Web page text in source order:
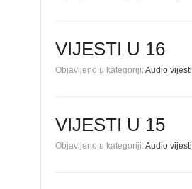
VIJESTI U 16
Objavljeno u kategoriji:Audio vijesti
VIJESTI U 15
Objavljeno u kategoriji:Audio vijesti